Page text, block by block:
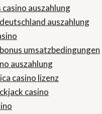
casino auszahlung
auszahlung
umsatzbedingungen
auszahlung
casino lizenz
casino